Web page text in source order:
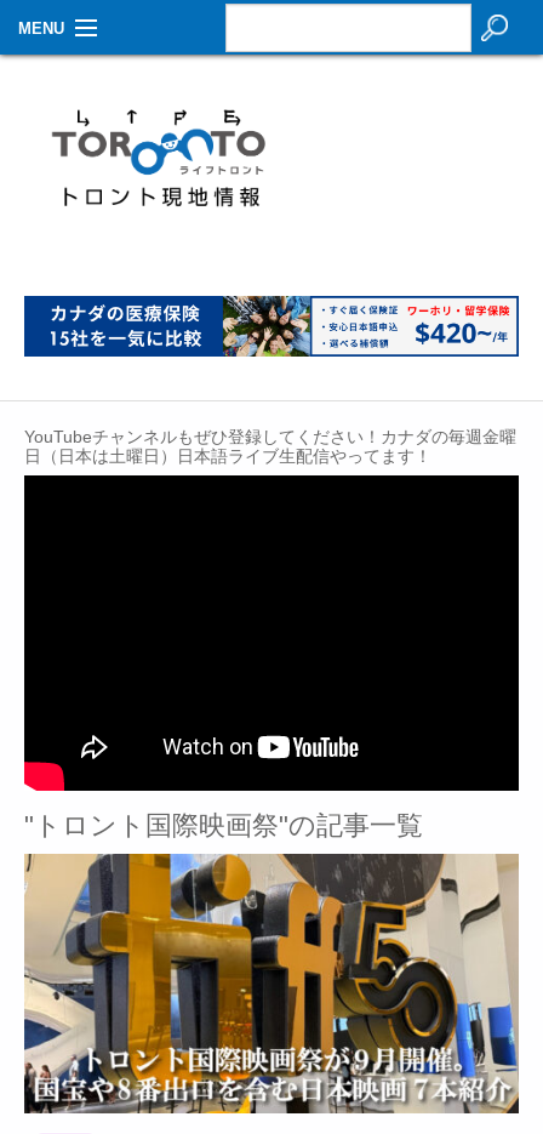
MENU
生活情報
その他
イベントカレンダー
About Us
YouTubeチャンネルもぜひ登録してください！カナダの毎週金曜
日（日本は土曜日）日本語ライブ生配信やってます！
"トロント国際映画祭"の記事一覧